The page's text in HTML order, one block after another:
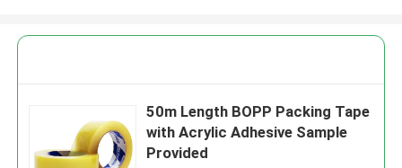
50m Length BOPP Packing Tape
with Acrylic Adhesive Sample
Provided